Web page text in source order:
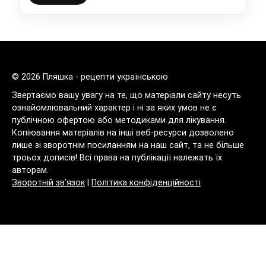
© 2026 Пляшка - рецепти українською
Звертаємо вашу увагу на те, що матеріали сайту несуть
ознайомлювальний характер і ні за яких умов не є
публічною офертою або методиками для лікування.
Копіювання матеріалів на інші веб-ресурси дозволено
лише зі зворотнім посиланням на наш сайт, та не більше
троьох дописів! Всі права на публікації належать їх
авторам.
Зворотній зв’язок
Політика конфіденційності